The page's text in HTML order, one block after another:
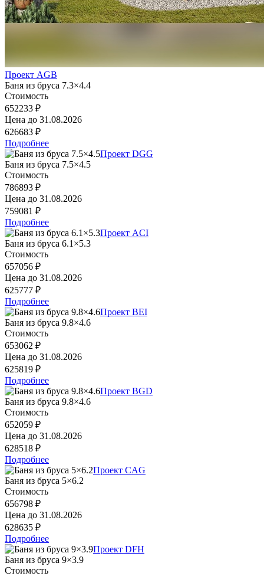
Проект AGB
Баня из бруса 7.3×4.4
Стоимость
652233 ₽
Цена до 31.08.2026
626683 ₽
Подробнее
Проект DGG
Баня из бруса 7.5×4.5
Стоимость
786893 ₽
Цена до 31.08.2026
759081 ₽
Подробнее
Проект ACI
Баня из бруса 6.1×5.3
Стоимость
657056 ₽
Цена до 31.08.2026
625777 ₽
Подробнее
Проект BEI
Баня из бруса 9.8×4.6
Стоимость
653062 ₽
Цена до 31.08.2026
625819 ₽
Подробнее
Проект BGD
Баня из бруса 9.8×4.6
Стоимость
652059 ₽
Цена до 31.08.2026
628518 ₽
Подробнее
Проект CAG
Баня из бруса 5×6.2
Стоимость
656798 ₽
Цена до 31.08.2026
628635 ₽
Подробнее
Проект DFH
Баня из бруса 9×3.9
Стоимость